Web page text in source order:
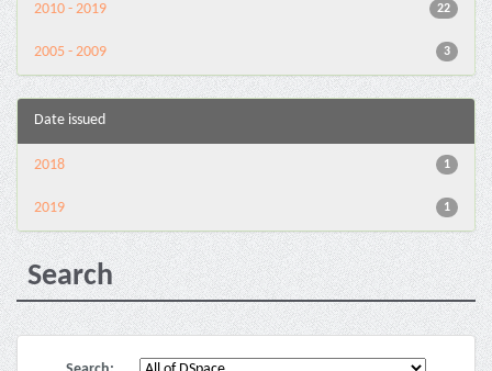
22
2010 - 2019
3
2005 - 2009
Date issued
1
2018
1
2019
Search